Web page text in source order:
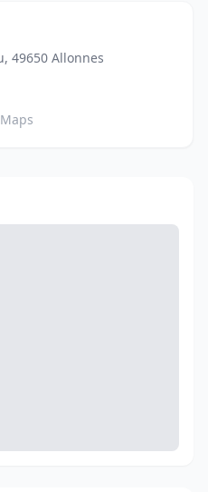
49650 Allonnes